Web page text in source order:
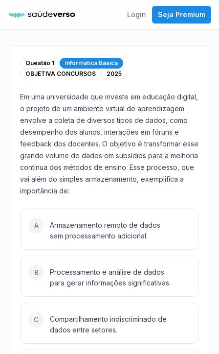
Login Seja Premium
Questão 1
Informatica Basica
OBJETIVA CONCURSOS
2025
Em uma universidade que investe em educação digital,
o projeto de um ambiente virtual de aprendizagem
envolve a coleta de diversos tipos de dados, como
desempenho dos alunos, interações em fóruns e
feedback dos docentes. O objetivo é transformar esse
grande volume de dados em subsídios para a melhoria
contínua dos métodos de ensino. Esse processo, que
vai além do simples armazenamento, exemplifica a
importância de:
A
Armazenamento remoto de dados
sem processamento adicional.
B
Processamento e análise de dados
para gerar informações significativas.
C
Compartilhamento indiscriminado de
dados entre setores.